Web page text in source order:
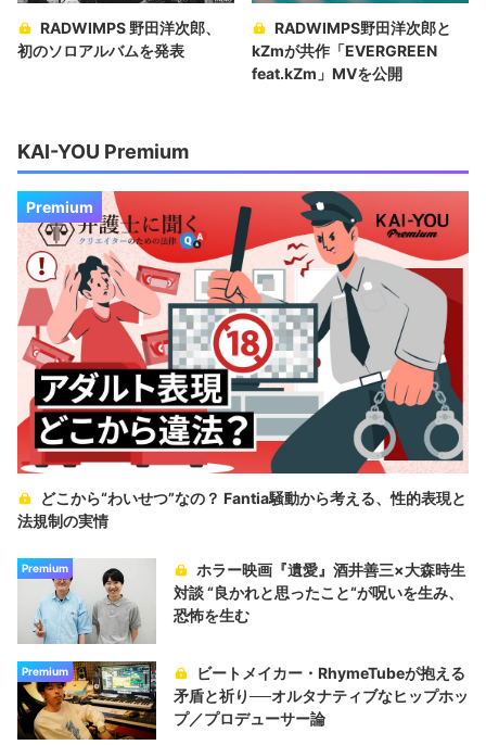
RADWIMPS 野田洋次郎、
初のソロアルバムを発表
RADWIMPS野田洋次郎と
kZmが共作「EVERGREEN
feat.kZm」MVを公開
KAI-YOU Premium
Premium
どこから“わいせつ”なの？ Fantia騒動から考える、性的表現と
法規制の実情
Premium
ホラー映画『遺愛』酒井善三×大森時生
対談 “良かれと思ったこと“が呪いを生み、
恐怖を生む
Premium
ビートメイカー・RhymeTubeが抱える
矛盾と祈り──オルタナティブなヒップホッ
プ／プロデューサー論